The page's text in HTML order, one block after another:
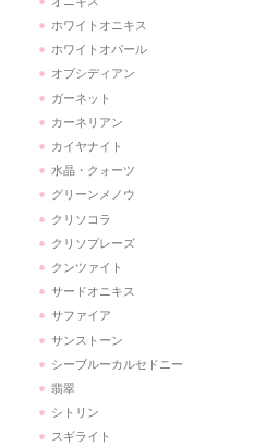
ホワイトオニキス
ホワイトオパール
オブシディアン
ガーネット
カーネリアン
カイヤナイト
水晶・クォーツ
グリーンメノウ
クリソコラ
クリソプレーズ
クンツァイト
サードオニキス
サファイア
サンストーン
シーブルーカルセドニー
翡翠
シトリン
スギライト